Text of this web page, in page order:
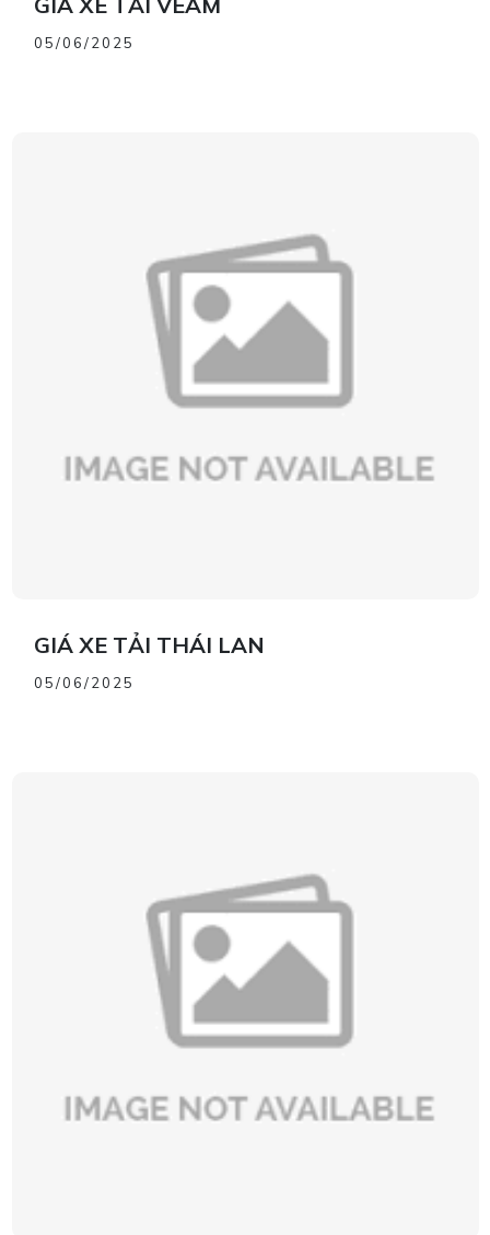
05/06/2025
GIÁ XE TẢI THÁI LAN
05/06/2025